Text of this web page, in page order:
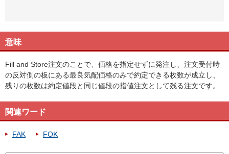
意味
Fill and Store注文のことで、価格を指定せずに発注し、注文受付時
の反対側の板にある最良気配価格のみで約定できる枚数が成立し、
残りの枚数は約定値段と同じ値段の指値注文として残る注文です。
関連ワード
FAK FOK